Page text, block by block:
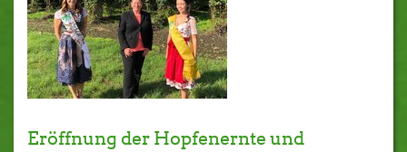
Eröffnung der Hopfenernte und